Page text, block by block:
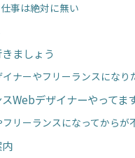
事は絶対に無い
ましょう
ナーやフリーランスになり
Webデザイナーやってま
リーランスになってからが